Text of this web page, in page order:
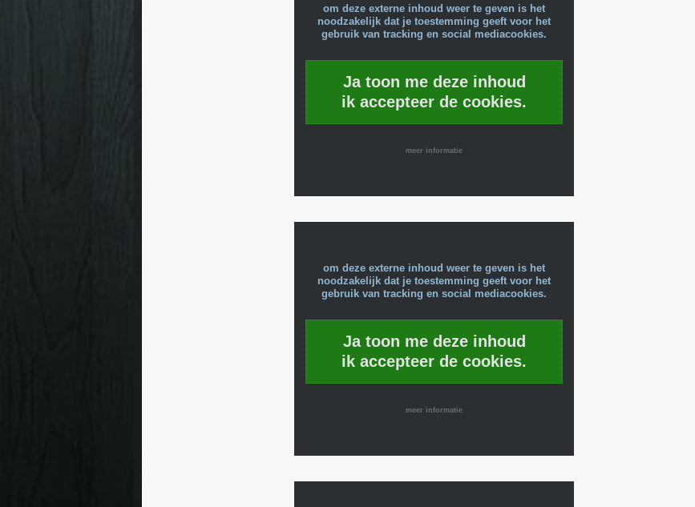
om deze externe inhoud weer te geven is het
noodzakelijk dat je toestemming geeft voor het
gebruik van tracking en social mediacookies.
Ja toon me deze inhoud
ik accepteer de cookies.
meer informatie
om deze externe inhoud weer te geven is het
noodzakelijk dat je toestemming geeft voor het
gebruik van tracking en social mediacookies.
Ja toon me deze inhoud
ik accepteer de cookies.
meer informatie